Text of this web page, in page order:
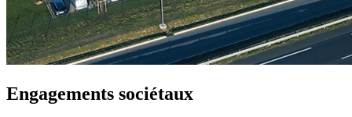
Engagements sociétaux